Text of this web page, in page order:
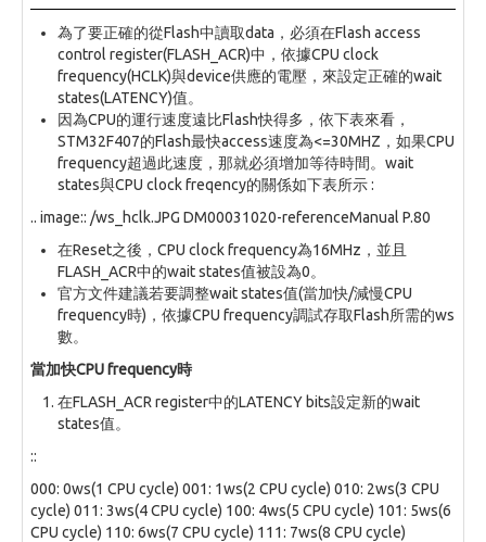
為了要正確的從Flash中讀取data，必須在Flash access
control register(FLASH_ACR)中，依據CPU clock
frequency(HCLK)與device供應的電壓，來設定正確的wait
states(LATENCY)值。
因為CPU的運行速度遠比Flash快得多，依下表來看，
STM32F407的Flash最快access速度為<=30MHZ，如果CPU
frequency超過此速度，那就必須增加等待時間。wait
states與CPU clock freqency的關係如下表所示 :
.. image:: /ws_hclk.JPG DM00031020-referenceManual P.80
在Reset之後，CPU clock frequency為16MHz，並且
FLASH_ACR中的wait states值被設為0。
官方文件建議若要調整wait states值(當加快/減慢CPU
frequency時)，依據CPU frequency調試存取Flash所需的ws
數。
當加快CPU frequency時
在FLASH_ACR register中的LATENCY bits設定新的wait
states值。
::
000: 0ws(1 CPU cycle) 001: 1ws(2 CPU cycle) 010: 2ws(3 CPU
cycle) 011: 3ws(4 CPU cycle) 100: 4ws(5 CPU cycle) 101: 5ws(6
CPU cycle) 110: 6ws(7 CPU cycle) 111: 7ws(8 CPU cycle)